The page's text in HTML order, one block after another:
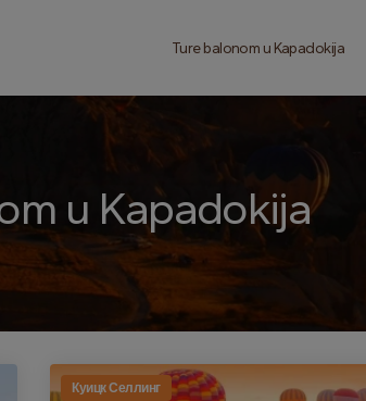
Ture balonom u Kapadokija
u Kapadokija
Куицк Селлинг